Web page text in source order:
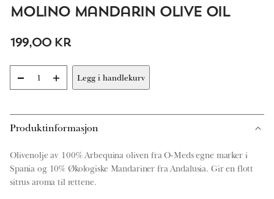
Molino Mandarin Olive Oil
199,00 kr
-
Molino
antall
+ Legg i handlekurv
Produktinformasjon
Olivenolje av 100% Arbequina oliven fra O-Meds egne marker i
Spania og 10% Økologiske Mandariner fra Andalusia. Gir en flott
sitrus aroma til rettene.